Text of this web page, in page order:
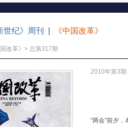
世纪》周刊 《中国改革》
国改革》 > 总第317期
2010年第3
“两会”前夕